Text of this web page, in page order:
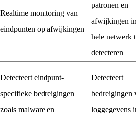
Realtime monitoring van
eindpunten op afwijkingen
patronen en
afwijkingen
hele netwerk
detecteren
Detecteert eindpunt-
specifieke bedreigingen
zoals malware en
Detecteert
bedreigingen
loggegevens